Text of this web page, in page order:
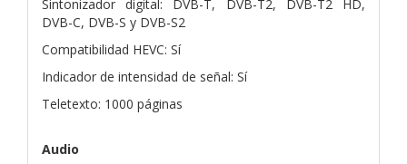
Sintonizador digital: DVB-T, DVB-T2, DVB-T2 HD,
DVB-C, DVB-S y DVB-S2
Compatibilidad HEVC: Sí
Indicador de intensidad de señal: Sí
Teletexto: 1000 páginas
Audio